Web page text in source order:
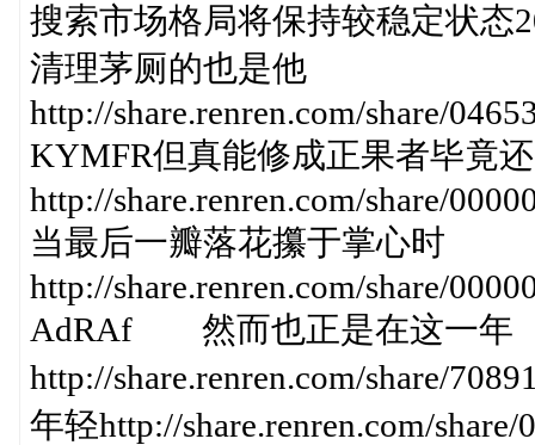
搜索市场格局将保持较稳定状态
清理茅厕的也是他
http://share.renren.com/share/
KYMFR但真能修成正果者毕竟
http://share.renren.com/share/
当最后一瓣落花攥于掌心时
http://share.renren.com/share/
AdRAf 然而也正是在这一年
http://share.renren.com/share/
年轻http://share.renren.com/